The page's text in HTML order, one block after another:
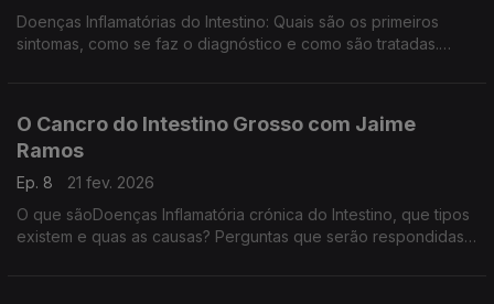
Doenças Inflamatórias do Intestino: Quais são os primeiros
sintomas, como se faz o diagnóstico e como são tratadas.
O Cancro do Intestino Grosso com Jaime
Ramos
Ep. 8
21 fev. 2026
O que sãoDoenças Inflamatória crónica do Intestino, que tipos
existem e quas as causas? Perguntas que serão respondidas